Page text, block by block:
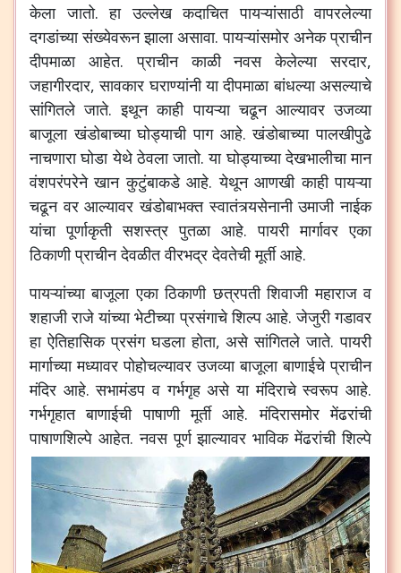
केला जातो. हा उल्लेख कदाचित पायऱ्यांसाठी वापरलेल्या
दगडांच्या संख्येवरून झाला असावा. पायऱ्यांसमोर अनेक प्राचीन
दीपमाळा आहेत. प्राचीन काळी नवस केलेल्या सरदार,
जहागीरदार, सावकार घराण्यांनी या दीपमाळा बांधल्या असल्याचे
सांगितले जाते. इथून काही पायऱ्या चढून आल्यावर उजव्या
बाजूला खंडोबाच्या घोड्याची पाग आहे. खंडोबाच्या पालखीपुढे
नाचणारा घोडा येथे ठेवला जातो. या घोड्याच्या देखभालीचा मान
वंशपरंपरेने खान कुटुंबाकडे आहे. येथून आणखी काही पायऱ्या
चढून वर आल्यावर खंडोबाभक्त स्वातंत्र्यसेनानी उमाजी नाईक
यांचा पूर्णाकृती सशस्त्र पुतळा आहे. पायरी मार्गावर एका
ठिकाणी प्राचीन देवळीत वीरभद्र देवतेची मूर्ती आहे.
पायऱ्यांच्या बाजूला एका ठिकाणी छत्रपती शिवाजी महाराज व
शहाजी राजे यांच्या भेटीच्या प्रसंगाचे शिल्प आहे. जेजुरी गडावर
हा ऐतिहासिक प्रसंग घडला होता, असे सांगितले जाते. पायरी
मार्गाच्या मध्यावर पोहोचल्यावर उजव्या बाजूला बाणाईचे प्राचीन
मंदिर आहे. सभामंडप व गर्भगृह असे या मंदिराचे स्वरूप आहे.
गर्भगृहात बाणाईची पाषाणी मूर्ती आहे. मंदिरासमोर मेंढरांची
पाषाणशिल्पे आहेत. नवस पूर्ण झाल्यावर भाविक मेंढरांची शिल्पे